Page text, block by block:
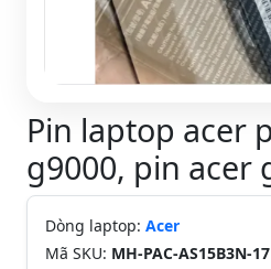
Pin laptop acer
g9000, pin acer
Dòng laptop: Acer
Mã SKU: MH-PAC-AS15B3N-17